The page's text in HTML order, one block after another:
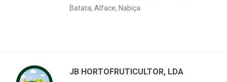
Batata, Alface, Nabiça
JB HORTOFRUTICULTOR, LDA